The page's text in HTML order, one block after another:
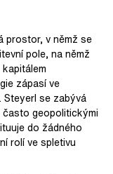
prostor, v němž se
pole, na němž
zápasí ve
Steyerl se zabývá
geopolitickými
do žádného
rolí ve spletivu